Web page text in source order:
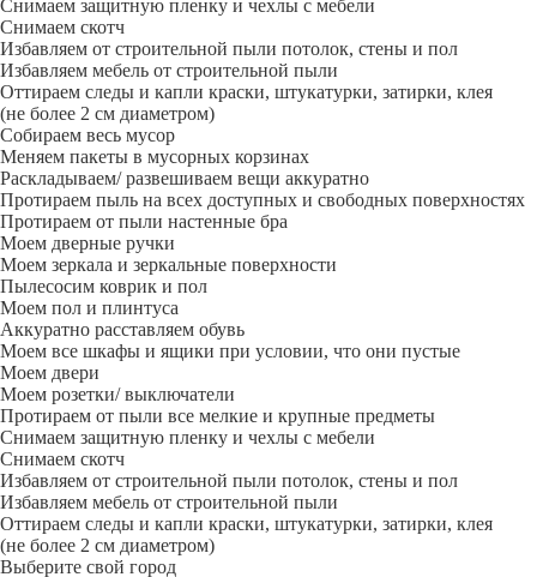
Снимаем защитную пленку и чехлы с мебели
Снимаем скотч
Избавляем от строительной пыли потолок, стены и пол
Избавляем мебель от строительной пыли
Оттираем следы и капли краски, штукатурки, затирки, клея
(не более 2 см диаметром)
Собираем весь мусор
Меняем пакеты в мусорных корзинах
Раскладываем/ развешиваем вещи аккуратно
Протираем пыль на всех доступных и свободных поверхностях
Протираем от пыли настенные бра
Моем дверные ручки
Моем зеркала и зеркальные поверхности
Пылесосим коврик и пол
Моем пол и плинтуса
Аккуратно расставляем обувь
Моем все шкафы и ящики при условии, что они пустые
Моем двери
Моем розетки/ выключатели
Протираем от пыли все мелкие и крупные предметы
Снимаем защитную пленку и чехлы с мебели
Снимаем скотч
Избавляем от строительной пыли потолок, стены и пол
Избавляем мебель от строительной пыли
Оттираем следы и капли краски, штукатурки, затирки, клея
(не более 2 см диаметром)
Выберите свой город